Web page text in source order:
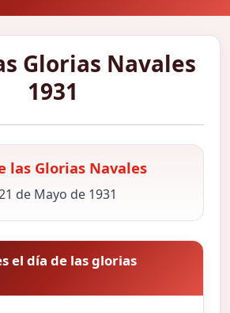
Glorias Navales
1931
las Glorias Navales
de Mayo de 1931
el día de las glorias